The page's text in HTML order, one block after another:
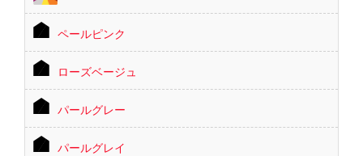
ペールピンク
ローズベージュ
パールグレー
パールグレイ